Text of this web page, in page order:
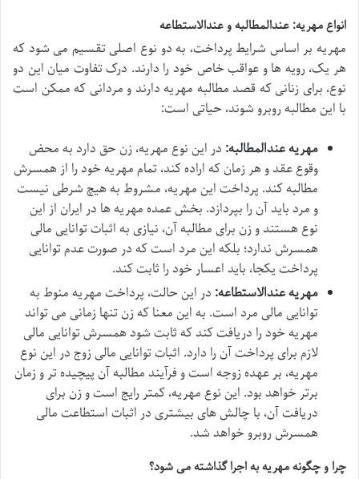
انواع مهریه: عندالمطالبه و عندالاستطاعه
مهریه بر اساس شرایط پرداخت، به دو نوع اصلی تقسیم می شود که
هر یک، رویه ها و عواقب خاص خود را دارند. درک تفاوت میان این دو
نوع، برای زنانی که قصد مطالبه مهریه دارند و مردانی که ممکن است
با این مطالبه روبرو شوند، حیاتی است:
مهریه عندالمطالبه: در این نوع مهریه، زن حق دارد به محض
وقوع عقد و هر زمان که اراده کند، تمام مهریه خود را از همسرش
مطالبه کند. پرداخت این مهریه، مشروط به هیچ شرطی نیست
و مرد باید آن را بپردازد. بخش عمده مهریه ها در ایران از این
نوع هستند و زن برای مطالبه آن، نیازی به اثبات توانایی مالی
همسرش ندارد؛ بلکه این مرد است که در صورت عدم توانایی
پرداخت یکجا، باید اعسار خود را ثابت کند.
مهریه عندالاستطاعه: در این حالت، پرداخت مهریه منوط به
توانایی مالی مرد است. به این معنا که زن تنها زمانی می تواند
مهریه خود را دریافت کند که ثابت شود همسرش توانایی مالی
لازم برای پرداخت آن را دارد. اثبات توانایی مالی زوج در این نوع
مهریه، بر عهده زوجه است و فرآیند مطالبه آن پیچیده تر و زمان
برتر خواهد بود. این نوع مهریه، کمتر رایج است و زن برای
دریافت آن، با چالش های بیشتری در اثبات استطاعت مالی
همسرش روبرو خواهد شد.
چرا و چگونه مهریه به اجرا گذاشته می شود؟